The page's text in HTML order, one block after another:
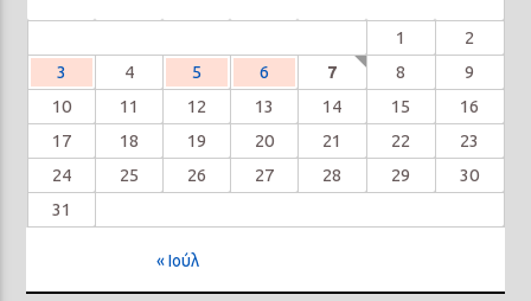
1
2
3
4 5 6 7 8
9
10
11 12 13 14 15
16
17
18 19 20 21 22
23
24
25 26 27 28 29
30
31
« Ιούλ